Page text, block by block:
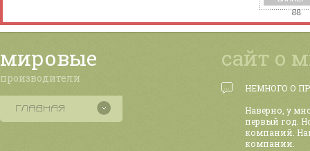
мировые
производители
сайт о
НЕМНОГО О
Наверно, у
первый год.
компаний.
компании.